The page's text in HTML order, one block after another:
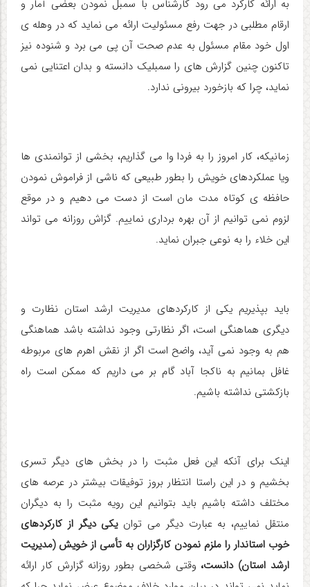
به ارائه کارکرد می رود کارشناس با سمبل نمودن بعضی آمار و
ارقام مطلبی در جهت رفع مسئولیت ارائه می نماید که در وهله ی
اول خود مقام مسئول به عدم صحت آن پی می برد و شنوده نیز
تاکنون چنین گزارش های را سمبلیک دانسته و بدان اعتنایی نمی
نماید، چرا که بازخورد بیرونی ندارد.
زمانیکه، کار امروز را به فردا وا می گذاریم، بخشی از توانمندی ها
ویا عملکردهای خویش را بطور طبیعی که ناشی از فراموش نمودن
حافظه ی کوتاه مدت مان است از دست می دهیم و در موقع
لزوم نمی توانیم از آن بهره برداری نماییم. گزاش روزانه می تواند
این خلاء را به نوعی جبران نماید.
باید بپذیریم یکی از کارکردهای مدیریت ارشد استان نظارت و
دیگری هماهنگی است، اگر نظارتی وجود نداشته باشد هماهنگی
هم به وجود نمی آید، واضح است اگر از نقش اهرم های مربوطه
غافل بمانیم به ناکجا آباد گام بر می داریم که ممکن است راه
بازکشتی نداشته باشیم.
اینک برای آنکه این فعل مثبت را در بخش های دیگر تسری
بخشیم و در این راستا انتظار بروز توفیقات بیشتر در عرصه های
مختلف داشته باشیم باید بتوانیم این رویه مثبت را به دیگران
منتقل نماییم، به عبارت دیگر می توانیکی دیگر از کارکردهای
خوب استاندار را ملزم نمودن کارگزاران به تأسی از خویش (مدیریت
ارشد استان) دانست، وقتی شخصی بطور روزانه گزارش کار ارائه